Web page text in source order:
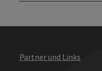
Partner und Links